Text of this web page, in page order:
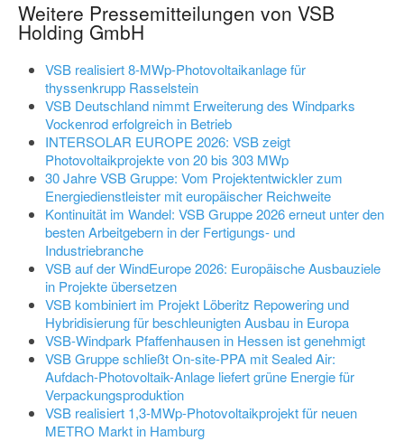
Weitere Pressemitteilungen von VSB
Holding GmbH
VSB realisiert 8-MWp-Photovoltaikanlage für
thyssenkrupp Rasselstein
VSB Deutschland nimmt Erweiterung des Windparks
Vockenrod erfolgreich in Betrieb
INTERSOLAR EUROPE 2026: VSB zeigt
Photovoltaikprojekte von 20 bis 303 MWp
30 Jahre VSB Gruppe: Vom Projektentwickler zum
Energiedienstleister mit europäischer Reichweite
Kontinuität im Wandel: VSB Gruppe 2026 erneut unter den
besten Arbeitgebern in der Fertigungs- und
Industriebranche
VSB auf der WindEurope 2026: Europäische Ausbauziele
in Projekte übersetzen
VSB kombiniert im Projekt Löberitz Repowering und
Hybridisierung für beschleunigten Ausbau in Europa
VSB-Windpark Pfaffenhausen in Hessen ist genehmigt
VSB Gruppe schließt On-site-PPA mit Sealed Air:
Aufdach-Photovoltaik-Anlage liefert grüne Energie für
Verpackungsproduktion
VSB realisiert 1,3-MWp-Photovoltaikprojekt für neuen
METRO Markt in Hamburg